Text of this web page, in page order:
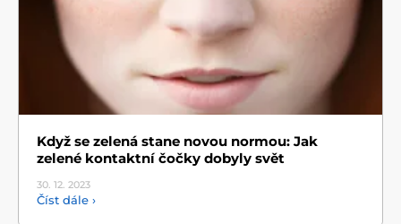
Když se zelená stane novou normou: Jak
zelené kontaktní čočky dobyly svět
30. 12. 2023
Číst dále ›